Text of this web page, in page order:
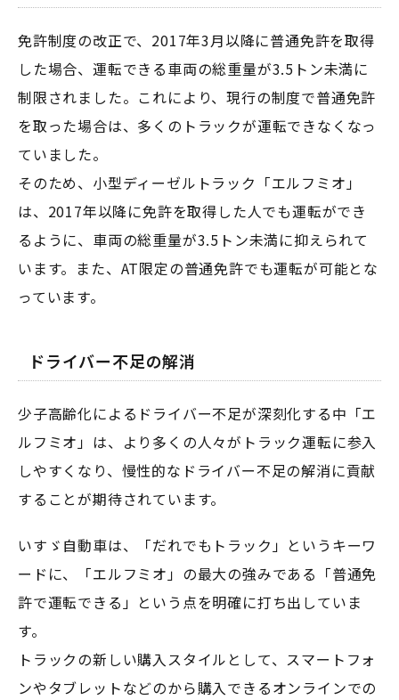
免許制度の改正で、2017年3月以降に普通免許を取得
した場合、運転できる車両の総重量が3.5トン未満に
制限されました。これにより、現行の制度で普通免許
を取った場合は、多くのトラックが運転できなくなっ
ていました。
そのため、小型ディーゼルトラック「エルフミオ」
は、2017年以降に免許を取得した人でも運転ができ
るように、車両の総重量が3.5トン未満に抑えられて
います。また、AT限定の普通免許でも運転が可能とな
っています。
ドライバー不足の解消
少子高齢化によるドライバー不足が深刻化する中「エ
ルフミオ」は、より多くの人々がトラック運転に参入
しやすくなり、慢性的なドライバー不足の解消に貢献
することが期待されています。
いすゞ自動車は、「だれでもトラック」というキーワ
ードに、「エルフミオ」の最大の強みである「普通免
許で運転できる」という点を明確に打ち出していま
す。
トラックの新しい購入スタイルとして、スマートフォ
ンやタブレットなどのから購入できるオンラインでの